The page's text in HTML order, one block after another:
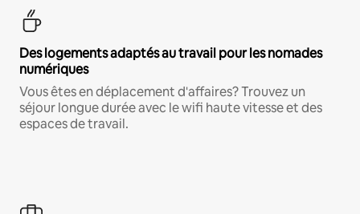
Des logements adaptés au travail pour les nomades
numériques
Vous êtes en déplacement d'affaires? Trouvez un
séjour longue durée avec le wifi haute vitesse et des
espaces de travail.